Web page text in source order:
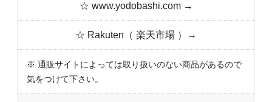
☆ www.yodobashi.com →
☆ Rakuten（ 楽天市場 ）→
※ 通販サイトによっては取り扱いのない商品があるので
気をつけて下さい。